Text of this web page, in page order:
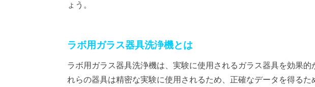
ょう。
ラボ用ガラス器具洗浄機とは
ラボ用ガラス器具洗浄機は、実験に使用されるガラス器具を効果
れらの器具は精密な実験に使用されるため、正確なデータを得る